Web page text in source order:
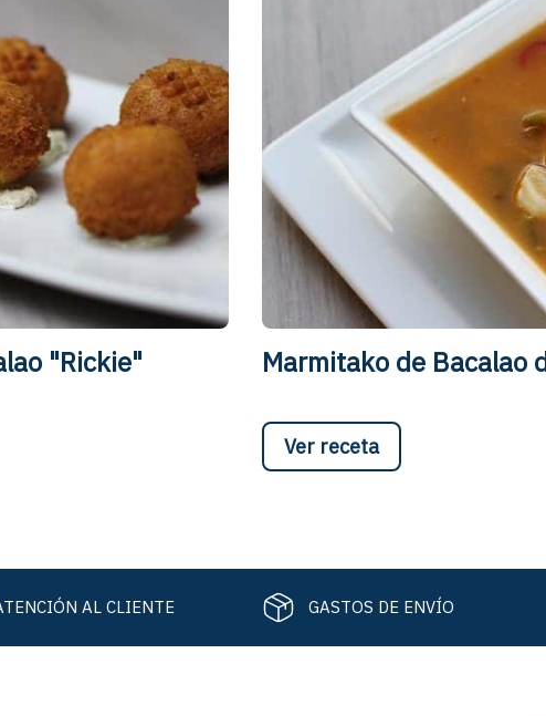
"Rickie" Marmitako de Bacalao
Ver receta
AL CLIENTE GASTOS DE ENVÍO